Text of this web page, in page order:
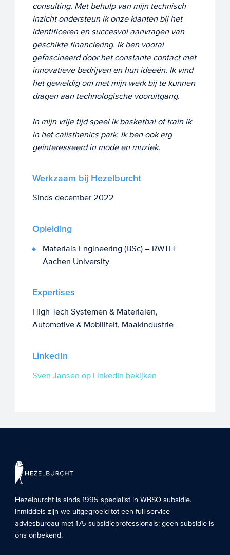
consulting. Met behulp van mijn technisch
inzicht ondersteun ik onze klanten bij het
identificeren en succesvol aanvragen van
geschikte financiering. Ik ben vooral
gefascineerd door het constante contact met
innovatieve bedrijven en hun ideeën. Ik vind
het geweldig om met mijn werk bij te kunnen
dragen aan technologische vooruitgang.
In mijn vrije tijd speel ik basketbal of train ik
in het calisthenics park. Ik ben ook erg
geïnteresseerd in mode en muziek.
Werkzaam bij Hezelburcht
Sinds december 2022
Opleiding
Materials Engineering (BSc) – RWTH
Aachen University
Expertises
High Tech Systemen & Materialen,
Automotive & Mobiliteit, Maakindustrie
LinkedIn
Sven Jansen op LinkedIn bekijken
Hezelburcht is sinds 1995 specialist inWBSO subsidie.
Inmiddels zijn we uitgegroeid tot een full-service
adviesbureau met 175 subsidieprofessionals: geen subsidie is
ons onbekend.